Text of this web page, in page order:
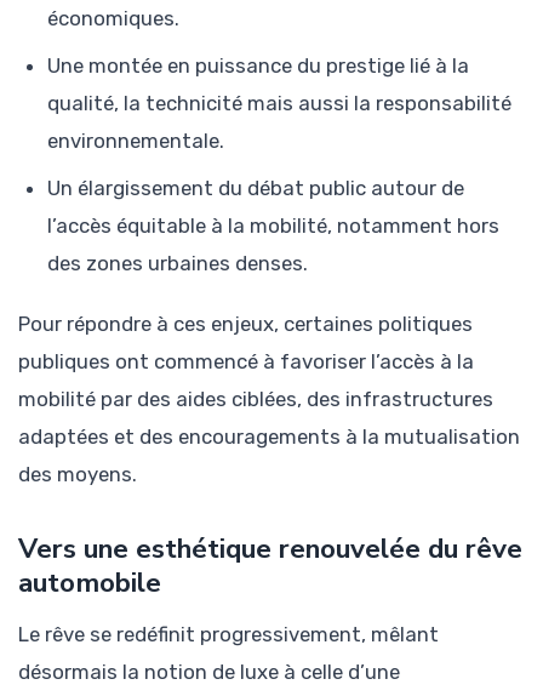
économiques.
Une montée en puissance du prestige lié à la
qualité, la technicité mais aussi la responsabilité
environnementale.
Un élargissement du débat public autour de
l’accès équitable à la mobilité, notamment hors
des zones urbaines denses.
Pour répondre à ces enjeux, certaines politiques
publiques ont commencé à favoriser l’accès à la
mobilité par des aides ciblées, des infrastructures
adaptées et des encouragements à la mutualisation
des moyens.
Vers une esthétique renouvelée du rêve
automobile
Le rêve se redéfinit progressivement, mêlant
désormais la notion de luxe à celle d’une